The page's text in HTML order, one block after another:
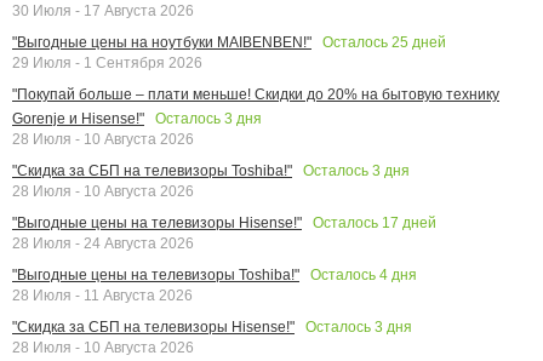
30 Июля - 17 Августа 2026
"Выгодные цены на ноутбуки MAIBENBEN!"
Осталось 25 дней
29 Июля - 1 Сентября 2026
"Покупай больше – плати меньше! Скидки до 20% на бытовую технику
Gorenje и Hisense!"
Осталось 3 дня
28 Июля - 10 Августа 2026
"Скидка за СБП на телевизоры Toshiba!"
Осталось 3 дня
28 Июля - 10 Августа 2026
"Выгодные цены на телевизоры Hisense!"
Осталось 17 дней
28 Июля - 24 Августа 2026
"Выгодные цены на телевизоры Toshiba!"
Осталось 4 дня
28 Июля - 11 Августа 2026
"Скидка за СБП на телевизоры Hisense!"
Осталось 3 дня
28 Июля - 10 Августа 2026